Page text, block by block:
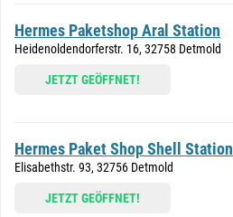
Hermes Paketshop Aral Station
Heidenoldendorferstr. 16, 32758 Detmold
JETZT GEÖFFNET!
Hermes Paket Shop Shell Station
Elisabethstr. 93, 32756 Detmold
JETZT GEÖFFNET!